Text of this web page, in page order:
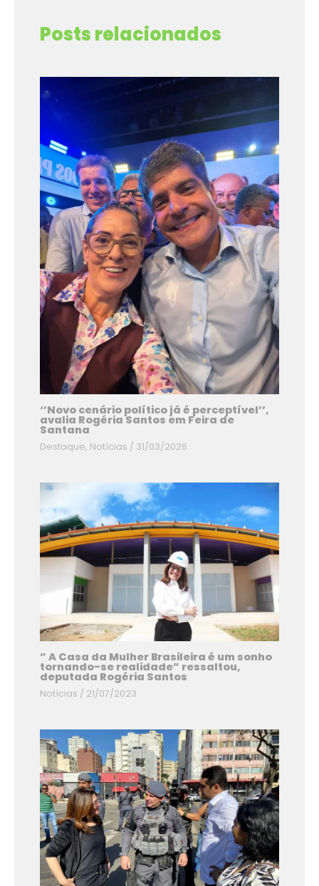
Posts relacionados
‘’Novo cenário político já é perceptível’’,
avalia Rogéria Santos em Feira de
Santana
Destaque, Notícias / 31/03/2026
” A Casa da Mulher Brasileira é um sonho
tornando-se realidade” ressaltou,
deputada Rogéria Santos
Notícias / 21/07/2023